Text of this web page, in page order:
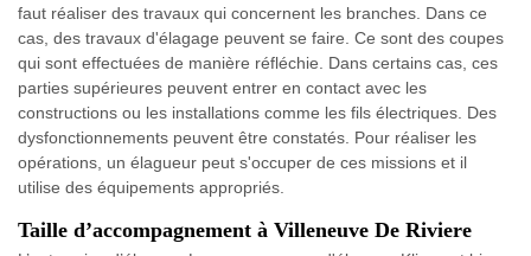
faut réaliser des travaux qui concernent les branches. Dans ce
cas, des travaux d'élagage peuvent se faire. Ce sont des coupes
qui sont effectuées de manière réfléchie. Dans certains cas, ces
parties supérieures peuvent entrer en contact avec les
constructions ou les installations comme les fils électriques. Des
dysfonctionnements peuvent être constatés. Pour réaliser les
opérations, un élagueur peut s'occuper de ces missions et il
utilise des équipements appropriés.
Taille d’accompagnement à Villeneuve De Riviere